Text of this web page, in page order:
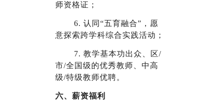
师资格证；
6. 认同“五育融合”，愿
意探索跨学科综合实践活动；
7. 教学基本功出众、区/
市/全国级的优秀教师、中高
级/特级教师优聘。
六、薪资福利